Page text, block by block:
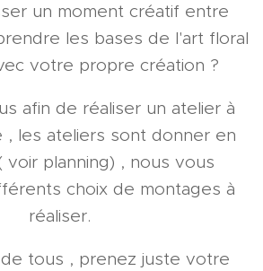
un moment créatif entre
les bases de l'art floral
votre propre création ?
afin de réaliser un atelier à
, les ateliers sont donner en
planning) , nous vous
choix de montages à
réaliser.
tous , prenez juste votre